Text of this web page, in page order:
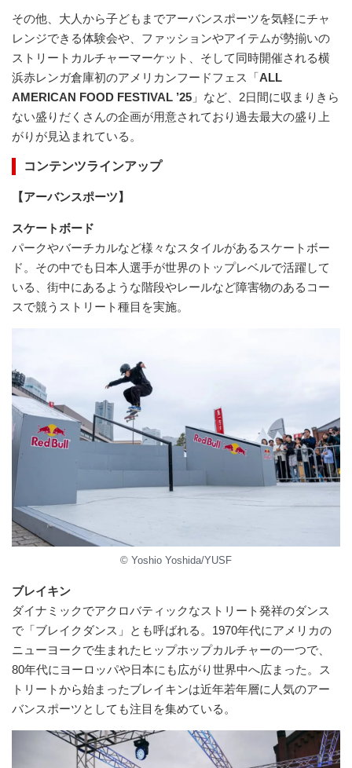
その他、大人から子どもまでアーバンスポーツを気軽にチャ
レンジできる体験会や、ファッションやアイテムが勢揃いの
ストリートカルチャーマーケット、そして同時開催される横
浜赤レンガ倉庫初のアメリカンフードフェス「ALL
AMERICAN FOOD FESTIVAL ’25 」など、2日間に収まりきら
ない盛りだくさんの企画が用意されており過去最大の盛り上
がりが見込まれている。
コンテンツラインアップ
【アーバンスポーツ】
スケートボード
パークやバーチカルなど様々なスタイルがあるスケートボー
ド。その中でも日本人選手が世界のトップレベルで活躍して
いる、街中にあるような階段やレールなど障害物のあるコー
スで競うストリート種目を実施。
© Yoshio Yoshida/YUSF
ブレイキン
ダイナミックでアクロバティックなストリート発祥のダンス
で「ブレイクダンス」とも呼ばれる。1970年代にアメリカの
ニューヨークで生まれたヒップホップカルチャーの一つで、
80年代にヨーロッパや日本にも広がり世界中へ広まった。ス
トリートから始まったブレイキンは近年若年層に人気のアー
バンスポーツとしても注目を集めている。